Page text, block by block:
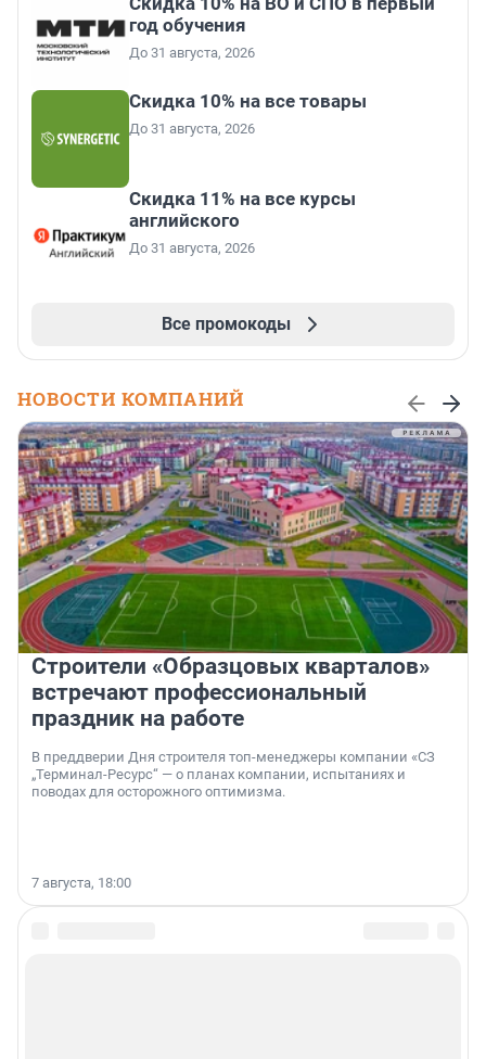
год обучения
До 31 августа, 2026
Скидка 10% на все товары
До 31 августа, 2026
Скидка 11% на все курсы
английского
До 31 августа, 2026
Все промокоды
НОВОСТИ КОМПАНИЙ
Строители «Образцовых кварталов»
встречают профессиональный
праздник на работе
В преддверии Дня строителя топ-менеджеры компании «СЗ
„Терминал-Ресурс“ — о планах компании, испытаниях и
поводах для осторожного оптимизма.
7 августа, 18:00